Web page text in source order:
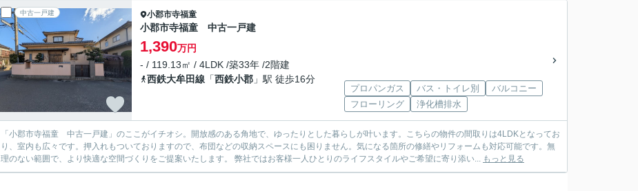
中古一戸建 小郡市寺福童
小郡市寺福童 中古一戸建
1,390万円
- / 119.13㎡ / 4LDK /築33年 /2階建
西鉄大牟田線 「西鉄小郡 」駅 徒歩16分
プロパンガス バス・トイレ別
バルコニー
フローリング
浄化槽排水
「小郡市寺福童 中古一戸建」のここがイチオシ。開放感のある角地で、ゆったりとした暮らしが叶います。こちらの物件の間取りは4LDKとなってお
り、室内も広々です。押入れもついておりますので、布団などの収納スペースにも困りません。気になる箇所の修繕やリフォームも対応可能です。無
理のない範囲で、より快適な空間づくりをご提案いたします。 弊社ではお客様一人ひとりのライフスタイルやご希望に寄り添い... もっと見る